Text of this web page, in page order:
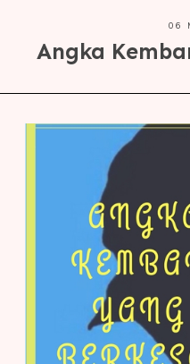
06
Angka